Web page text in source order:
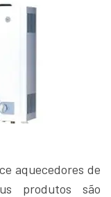
aquecedores de
produtos são